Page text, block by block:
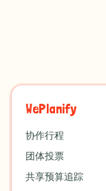
WePlanify
协作行程
团体投票
共享预算追踪